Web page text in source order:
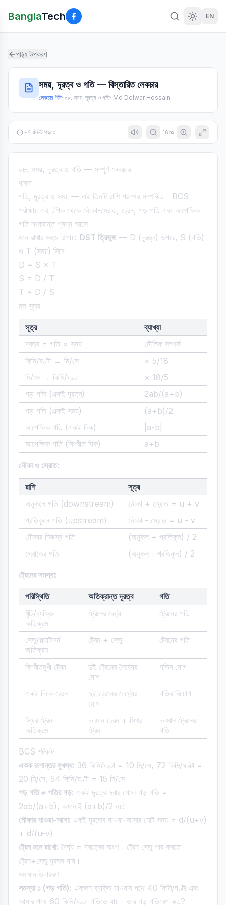
BanglaTech EN
পাঠ্য উপকরণ
সময়, দূরত্ব ও গতি — বিস্তারিত লেকচার
লেকচার শীট· ০৮. সময়, দূরত্ব ও গতি· Md Delwar Hossain
~4 মিনিট পড়তে 16px
০৮. সময়, দূরত্ব ও গতি — সম্পূর্ণ লেকচার
ধারণা
গতি, দূরত্ব ও সময় — এই তিনটি রাশি পরস্পর সম্পর্কিত। BCS
পরীক্ষায় এই টপিক থেকে নৌকা-স্রোত, ট্রেন, গড় গতি এবং আপেক্ষিক
গতি সংক্রান্ত প্রশ্ন আসে।
মনে রাখার সহজ উপায়: DST ত্রিভুজ — D (দূরত্ব) উপরে, S (গতি)
ও T (সময়) নিচে।
D = S × T
S = D / T
T = D / S
মূল সূত্র
সূত্র
ব্যাখ্যা
দূরত্ব = গতি × সময়
মৌলিক সম্পর্ক
কিমি/ঘণ্টা → মি/সে
× 5/18
মি/সে → কিমি/ঘণ্টা
× 18/5
গড় গতি (একই দূরত্ব)
2ab/(a+b)
গড় গতি (একই সময়)
(a+b)/2
আপেক্ষিক গতি (একই দিক)
|a-b|
আপেক্ষিক গতি (বিপরীত দিক)
a+b
নৌকা ও স্রোত:
রাশি
সূত্র
অনুকূলে গতি (downstream)
নৌকা + স্রোত = u + v
প্রতিকূলে গতি (upstream)
নৌকা - স্রোত = u - v
নৌকার নিজস্ব গতি
(অনুকূল + প্রতিকূল) / 2
স্রোতের গতি
(অনুকূল - প্রতিকূল) / 2
ট্রেনের সমস্যা:
পরিস্থিতি অতিক্রান্ত দূরত্ব
গতি
খুঁটি/ব্যক্তি
অতিক্রম
ট্রেনের দৈর্ঘ্য ট্রেনের গতি
সেতু/প্ল্যাটফর্ম
অতিক্রম
ট্রেন + সেতু ট্রেনের গতি
বিপরীতমুখী ট্রেন
দুই ট্রেনের দৈর্ঘ্যের
যোগ
গতির যোগ
একই দিকে ট্রেন
দুই ট্রেনের দৈর্ঘ্যের
যোগ
গতির বিয়োগ
স্থির ট্রেন
অতিক্রম
চলমান ট্রেন + স্থির
ট্রেন
চলমান ট্রেনের
গতি
BCS শর্টকাট
একক রূপান্তর মুখস্থ: 36 কিমি/ঘণ্টা = 10 মি/সে, 72 কিমি/ঘণ্টা =
20 মি/সে, 54 কিমি/ঘণ্টা = 15 মি/সে
গড় গতি ≠ গতির গড়: একই দূরত্ব দুবার গেলে গড় গতি =
2ab/(a+b), কখনোই (a+b)/2 নয়!
নৌকায় যাওয়া-আসা: একই দূরত্বে যাওয়া-আসার মোট সময় = d/(u+v)
+ d/(u-v)
ট্রেন মনে রাখো: দৈর্ঘ্য = দূরত্বের অংশ। ট্রেন সেতু পার করতে
ট্রেন+সেতু দূরত্ব যায়।
সমাধান উদাহরণ
সমস্যা ১ (গড় গতি): একজন ব্যক্তি যাওয়ার পথে 40 কিমি/ঘণ্টা এবং
আসার পথে 60 কিমি/ঘণ্টা গতিতে যায়। তার গড় গতিবেগ কত?